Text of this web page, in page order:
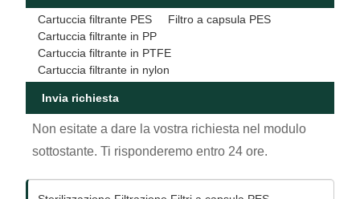
Cartuccia filtrante PES
Filtro a capsula PES
Cartuccia filtrante in PP
Cartuccia filtrante in PTFE
Cartuccia filtrante in nylon
Invia richiesta
Non esitate a dare la vostra richiesta nel modulo
sottostante. Ti risponderemo entro 24 ore.